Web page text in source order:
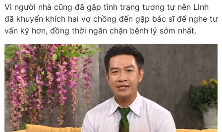
Vì người nhà cũng đã gặp tình trạng tương tự nên Linh
đã khuyến khích hai vợ chồng đến gặp bác sĩ để nghe tư
vấn kỹ hơn, đồng thời ngăn chặn bệnh lý sớm nhất.